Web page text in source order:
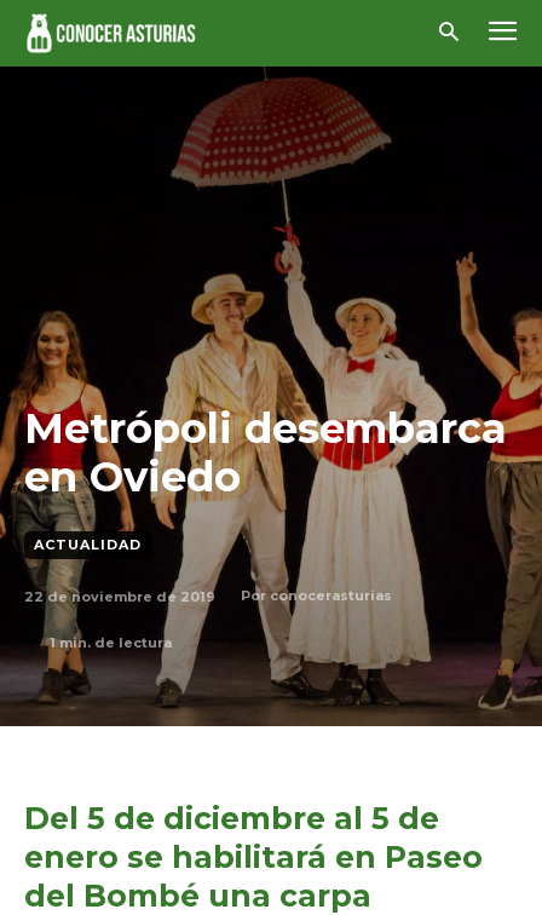
Metrópoli desembarca
en Oviedo
ACTUALIDAD
22 de noviembre de 2019 Por conocerasturias
1min. de lectura
Del 5 de diciembre al 5 de
enero se habilitará en Paseo
del Bombé una carpa